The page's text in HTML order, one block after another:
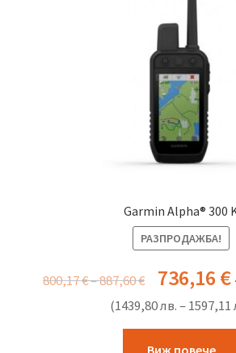
Garmin Alpha® 300
РАЗПРОДАЖБА!
800,17€–887,60€ 736,16 €
(1439,80лв.–1597,11
Виж повече